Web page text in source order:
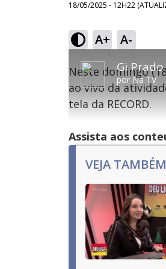
18/05/2025 - 12H22
A+ A-
a
window.
modal
by
pressing
Escape
activating
button.
por Na TV
Neste domingo
ao vivo da
tela da RECORD.
Assista aos
VEJA TAMBÉM